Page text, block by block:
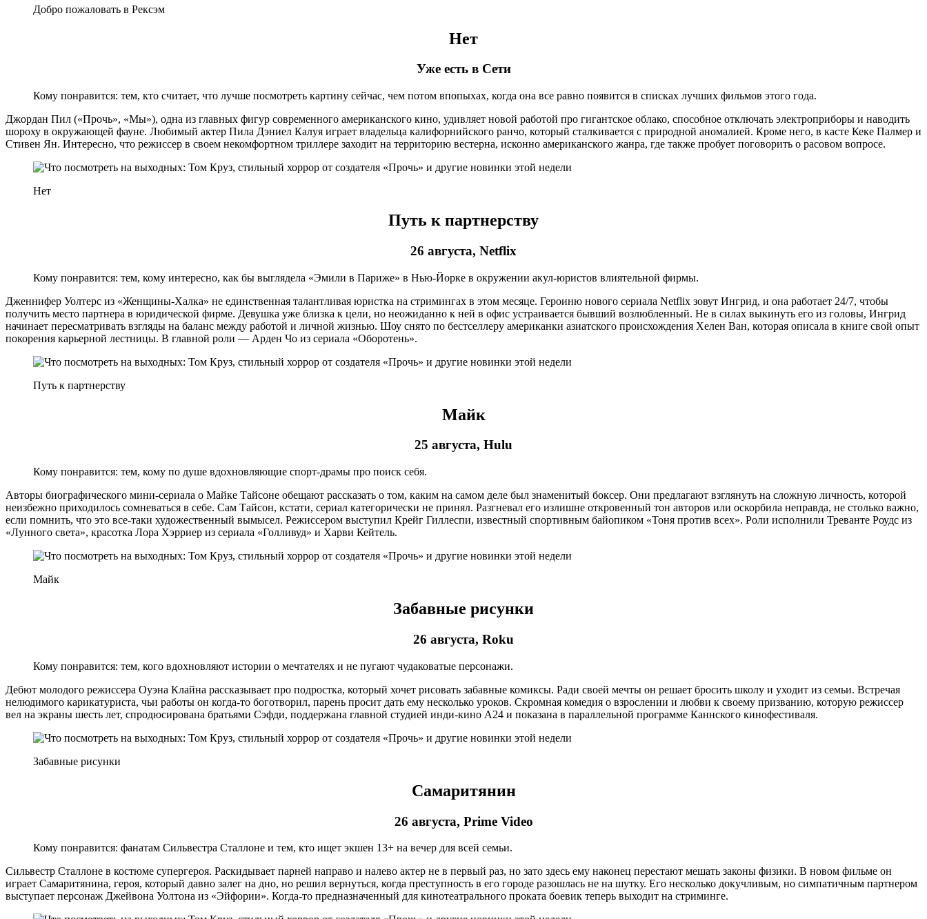
Добро пожаловать в Рексэм
Нет
Уже есть в Сети
Кому понравится: тем, кто считает, что лучше посмотреть картину сейчас, чем потом впопыхах, когда она все равно появится в списках лучших фильмов этого года.
Джордан Пил («Прочь», «Мы»), одна из главных фигур современного американского кино, удивляет новой работой про гигантское облако, способное отключать электроприборы и наводить
шороху в окружающей фауне. Любимый актер Пила Дэниел Калуя играет владельца калифорнийского ранчо, который сталкивается с природной аномалией. Кроме него, в касте Кеке Палмер и
Стивен Ян. Интересно, что режиссер в своем некомфортном триллере заходит на территорию вестерна, исконно американского жанра, где также пробует поговорить о расовом вопросе.
Нет
Путь к партнерству
26 августа, Netflix
Кому понравится: тем, кому интересно, как бы выглядела «Эмили в Париже» в Нью-Йорке в окружении акул-юристов влиятельной фирмы.
Дженнифер Уолтерс из «Женщины-Халка» не единственная талантливая юристка на стримингах в этом месяце. Героиню нового сериала Netflix зовут Ингрид, и она работает 24/7, чтобы
получить место партнера в юридической фирме. Девушка уже близка к цели, но неожиданно к ней в офис устраивается бывший возлюбленный. Не в силах выкинуть его из головы, Ингрид
начинает пересматривать взгляды на баланс между работой и личной жизнью. Шоу снято по бестселлеру американки азиатского происхождения Хелен Ван, которая описала в книге свой опыт
покорения карьерной лестницы. В главной роли — Арден Чо из сериала «Оборотень».
Путь к партнерству
Майк
25 августа, Hulu
Кому понравится: тем, кому по душе вдохновляющие спорт-драмы про поиск себя.
Авторы биографического мини-сериала о Майке Тайсоне обещают рассказать о том, каким на самом деле был знаменитый боксер. Они предлагают взглянуть на сложную личность, которой
неизбежно приходилось сомневаться в себе. Сам Тайсон, кстати, сериал категорически не принял. Разгневал его излишне откровенный тон авторов или оскорбила неправда, не столько важно,
если помнить, что это все-таки художественный вымысел. Режиссером выступил Крейг Гиллеспи, известный спортивным байопиком «Тоня против всех». Роли исполнили Треванте Роудс из
«Лунного света», красотка Лора Хэрриер из сериала «Голливуд» и Харви Кейтель.
Майк
Забавные рисунки
26 августа, Roku
Кому понравится: тем, кого вдохновляют истории о мечтателях и не пугают чудаковатые персонажи.
Дебют молодого режиссера Оуэна Клайна рассказывает про подростка, который хочет рисовать забавные комиксы. Ради своей мечты он решает бросить школу и уходит из семьи. Встречая
нелюдимого карикатуриста, чьи работы он когда-то боготворил, парень просит дать ему несколько уроков. Скромная комедия о взрослении и любви к своему призванию, которую режиссер
вел на экраны шесть лет, спродюсирована братьями Сэфди, поддержана главной студией инди-кино А24 и показана в параллельной программе Каннского кинофестиваля.
Забавные рисунки
Самаритянин
26 августа, Prime Video
Кому понравится: фанатам Сильвестра Сталлоне и тем, кто ищет экшен 13+ на вечер для всей семьи.
Сильвестр Сталлоне в костюме супергероя. Раскидывает парней направо и налево актер не в первый раз, но зато здесь ему наконец перестают мешать законы физики. В новом фильме он
играет Самаритянина, героя, который давно залег на дно, но решил вернуться, когда преступность в его городе разошлась не на шутку. Его несколько докучливым, но симпатичным партнером
выступает персонаж Джейвона Уолтона из «Эйфории». Когда-то предназначенный для кинотеатрального проката боевик теперь выходит на стриминге.